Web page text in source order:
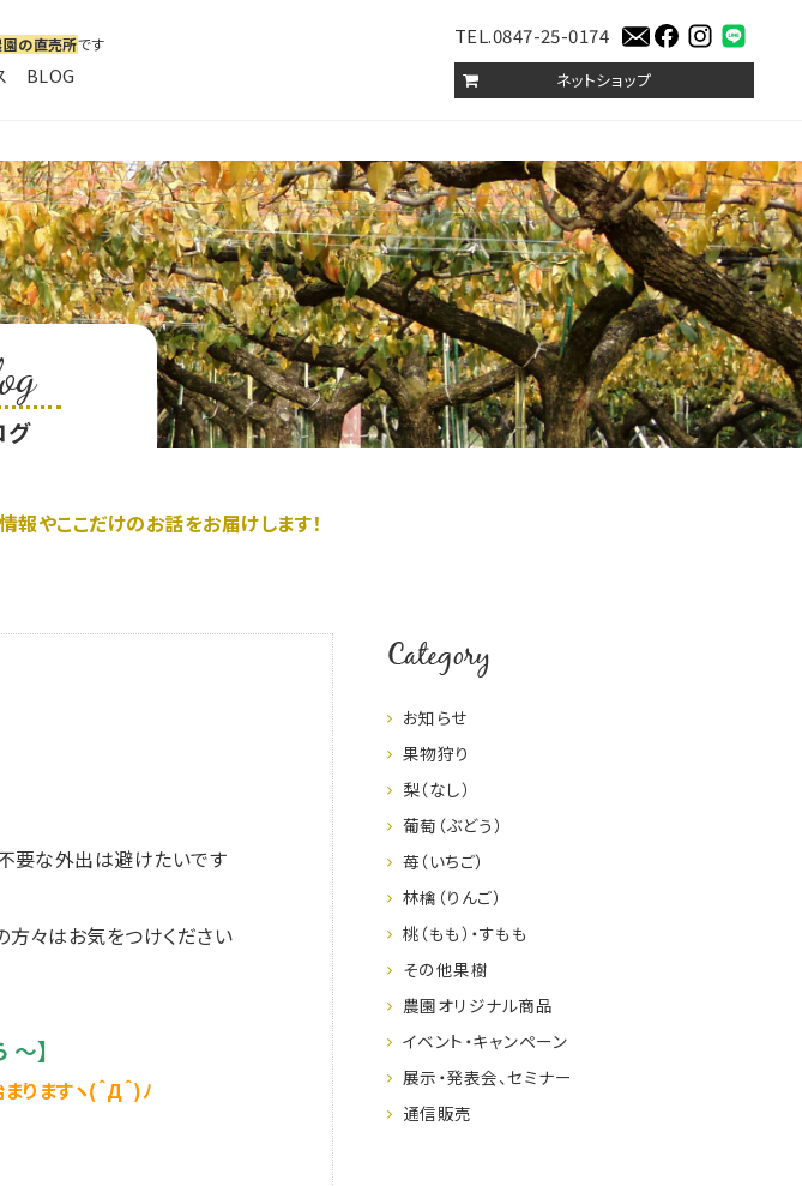
の直売所です
BLOG
TEL.0847-25-0174
ネットショップ
グ
報やここだけのお話をお届けします！
要な外出は避けたいです
々はお気をつけください
】
りますヽ(＾Д＾)ﾉ
お知らせ
果物狩り
梨（なし）
葡萄（ぶどう）
苺（いちご）
林檎（りんご）
桃（もも）・すもも
その他果樹
農園オリジナル商品
イベント・キャンペーン
展示・発表会、セミナー
通信販売